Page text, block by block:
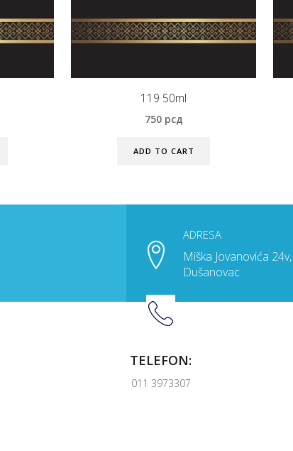
119 50ml
750 рсд
ADD TO CART
ADRESA
Miška Jovanovića
Dušanovac
TELEFON:
011 3973307